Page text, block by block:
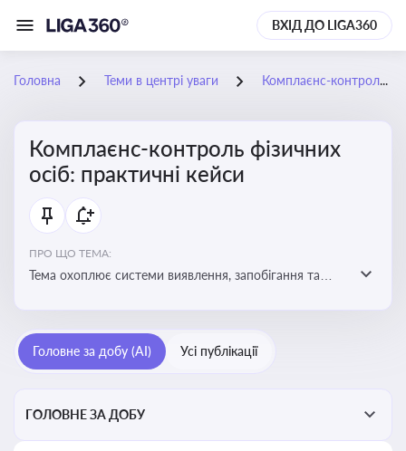
ВХІД ДО LIGA360
Головна Теми в центрі уваги Комплаєнс-контроль фізичних осіб: практичні кейси
Комплаєнс-контроль фізичних
осіб: практичні кейси
ПРО ЩО ТЕМА:
Тема охоплює системи виявлення, запобігання та
Головне за добу (AI) Усі публікації
ГОЛОВНЕ ЗА ДОБУ